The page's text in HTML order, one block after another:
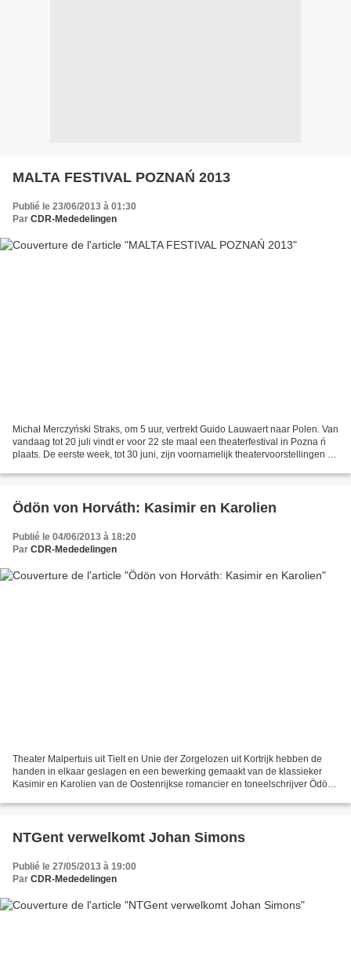
MALTA FESTIVAL POZNAŃ 2013
Publié le 23/06/2013 à 01:30
Par CDR-Mededelingen
Michał Merczyński Straks, om 5 uur, vertrekt Guido Lauwaert naar Polen. Van
vandaag tot 20 juli vindt er voor 22 ste maal een theaterfestival in Pozna ń
plaats. De eerste week, tot 30 juni, zijn voornamelijk theatervoorstellingen te
Ödön von Horváth: Kasimir en Karolien
Publié le 04/06/2013 à 18:20
Par CDR-Mededelingen
Theater Malpertuis uit Tielt en Unie der Zorgelozen uit Kortrijk hebben de
handen in elkaar geslagen en een bewerking gemaakt van de klassieker
Kasimir en Karolien van de Oostenrijkse romancier en toneelschrijver Ödön
NTGent verwelkomt Johan Simons
Publié le 27/05/2013 à 19:00
Par CDR-Mededelingen